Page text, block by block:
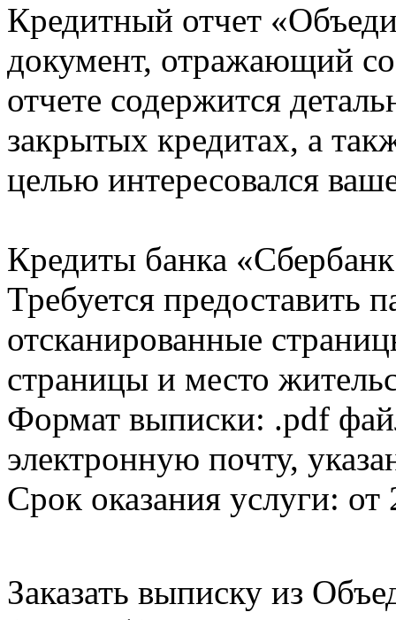
Кредитный отчет
документ, отражающий
отчете содержится
закрытых кредитах, а
целью интересовался
Кредиты банка
Требуется предоставить
отсканированные
страницы и место
Формат выписки: .pdf
электронную почту,
Срок оказания услуги: от
Заказать выписку из